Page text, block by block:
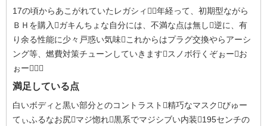
17の頃からあこがれていたレガシィ３年経って、初期型ながら
ＢＨを購入ガキんちょな自分には、不満な点は無し逆に、有
り余る性能に少々戸惑い気味これからはプラグ交換やらアーシ
ング等、燃費対策チューンしていきますスノボ行くぞぉーお
ぉー
満足している点
白いボディと黒い部分とのコントラスト精巧なマスクびゅー
てぃふるなお尻マジ惚れ黒系でマジシブい内装195センチの